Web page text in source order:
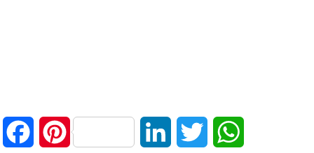
FacebookPinterest LinkedIn Twitter